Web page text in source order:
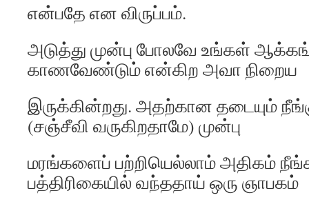
என்பதே என விருப்பம்.
அடுத்து முன்பு போலவே உங்கள்
காணவேண்டும் என்கிற அவா நிறைய
இருக்கின்றது. அதற்கான தடையும்
(சஞ்சீவி வருகிறதாமே) முன்பு
மரங்களைப் பற்றியெல்லாம் அதிகம்
பத்திரிகையில் வந்ததாய் ஒரு ஞாபகம்